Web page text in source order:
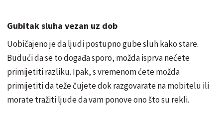
Gubitak sluha vezan uz dob
Uobičajeno je da ljudi postupno gube sluh kako stare.
Budući da se to događa sporo, možda isprva nećete
primijetiti razliku. Ipak, s vremenom ćete možda
primijetiti da teže čujete dok razgovarate na mobitelu ili
morate tražiti ljude da vam ponove ono što su rekli.